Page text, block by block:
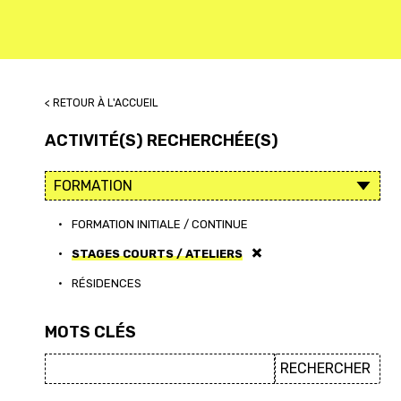
< RETOUR À L'ACCUEIL
ACTIVITÉ(S) RECHERCHÉE(S)
• FORMATION INITIALE / CONTINUE
• STAGES COURTS / ATELIERS
• RÉSIDENCES
MOTS CLÉS